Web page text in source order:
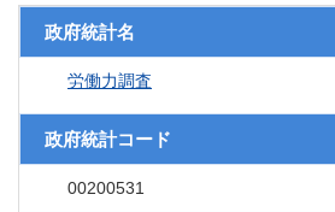
政府統計名
労働力調査
政府統計コード
00200531